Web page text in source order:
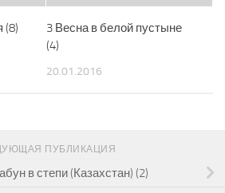
(8)
3 Весна в белой пустыне
(4)
20.01.2016
ПУБЛИКАЦИЯ
в степи (Казахстан) (2)